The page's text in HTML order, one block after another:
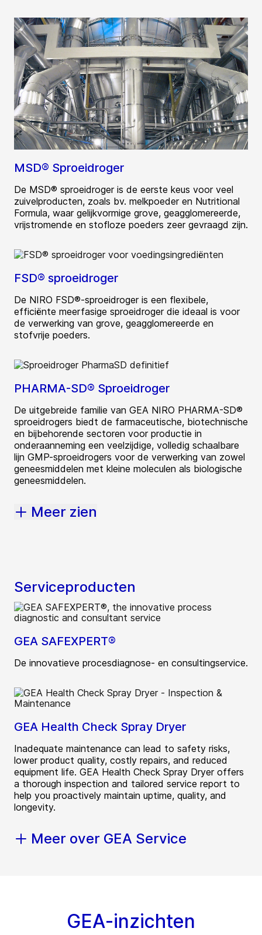
MSD® Sproeidroger
De MSD® sproeidroger is de eerste keus voor veel
zuivelproducten, zoals bv. melkpoeder en Nutritional
Formula, waar gelijkvormige grove, geagglomereerde,
vrijstromende en stofloze poeders zeer gevraagd zijn.
FSD® sproeidroger
De NIRO FSD®-sproeidroger is een flexibele,
efficiënte meerfasige sproeidroger die ideaal is voor
de verwerking van grove, geagglomereerde en
stofvrije poeders.
PHARMA-SD® Sproeidroger
De uitgebreide familie van GEA NIRO PHARMA-SD®
sproeidrogers biedt de farmaceutische, biotechnische
en bijbehorende sectoren voor productie in
onderaanneming een veelzijdige, volledig schaalbare
lijn GMP-sproeidrogers voor de verwerking van zowel
geneesmiddelen met kleine moleculen als biologische
geneesmiddelen.
Meer zien
Serviceproducten
GEA SAFEXPERT®
De innovatieve procesdiagnose- en consultingservice.
GEA Health Check Spray Dryer
Inadequate maintenance can lead to safety risks,
lower product quality, costly repairs, and reduced
equipment life. GEA Health Check Spray Dryer offers
a thorough inspection and tailored service report to
help you proactively maintain uptime, quality, and
longevity.
Meer over GEA Service
GEA-inzichten